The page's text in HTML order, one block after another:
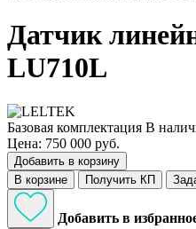
Датчик
LU710L
Базовая комплектация В
Цена: 750 000 руб.
Добавить в корзину
В корзине
Получить КП
Добавить в